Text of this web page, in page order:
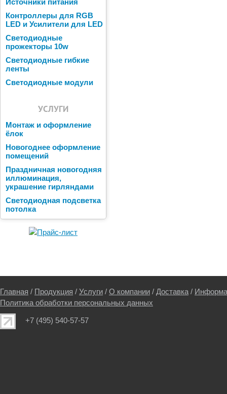
Источники питания
Контроллеры для RGB
LED и Усилители для LED
Светодиодные
прожекторы 10w
Светодиодные гибкие
ленты
Светодиодные модули
УСЛУГИ
Монтаж и оформление
ёлок
Новогоднее оформление
помещений
Праздничная новогодняя
иллюминация,
украшение гирляндами
Светодиодная подсветка
потолка
Главная / Продукция / Услуги / О компании / Доставка /
Политика обработки персональных данных
+7 (495) 540-57-57